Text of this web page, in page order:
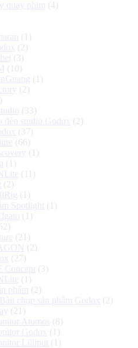
quay phim (4)
(1)
(2)
(3)
(10)
(1)
(2)
(33)
đèn studio Godox (2)
(37)
(66)
(1)
(1)
(11)
(2)
(1)
Spotlight (1)
(1)
(21)
(2)
(27)
Concept (3)
(1)
phẩm (2)
chụp sản phẩm Godox (2)
(21)
Atomos (8)
Godox (1)
Lilliput (1)